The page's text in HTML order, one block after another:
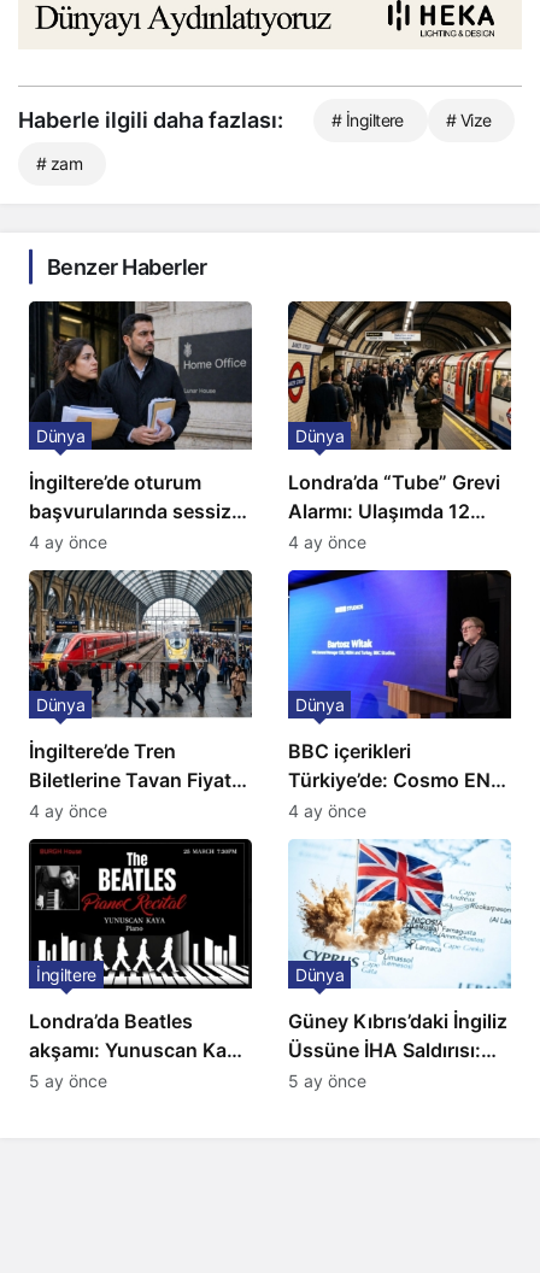
Haberle ilgili daha fazlası: # İngiltere # Vize
# zam
Benzer Haberler
İngiltere’de oturum
başvurularında sessiz
kriz: Büyükelçilikten
açıklama!
Dünya
4 ay önce
Londra’da “Tube” Grevi
Alarmı: Ulaşımda 12
Günlük Kaos Kapıda
Dünya
4 ay önce
İngiltere’de Tren
Biletlerine Tavan Fiyat:
Ulaşımda Yeni
Düzenleme
Dünya
4 ay önce
BBC içerikleri
Türkiye’de: Cosmo EN
ve BBC Player yayında
Dünya
4 ay önce
Londra’da Beatles
akşamı: Yunuscan Kaya
klasik yorumuyla
İngiltere
5 ay önce
Güney Kıbrıs’daki İngiliz
Üssüne İHA Saldırısı:
Patlama, Sirenler ve
Dünya
5 ay önce